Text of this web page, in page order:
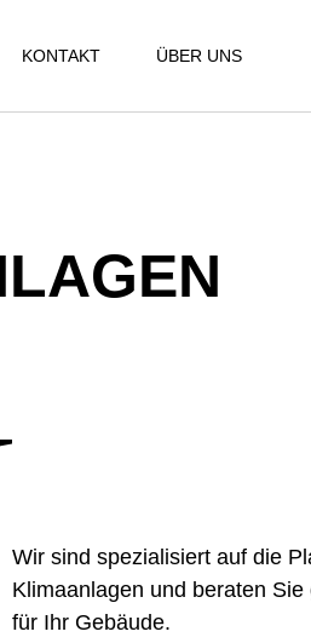
KONTAKT ÜBER UNS
Wir sind spezialisiert auf die
Klimaanlagen und beraten
für Ihr Gebäude.